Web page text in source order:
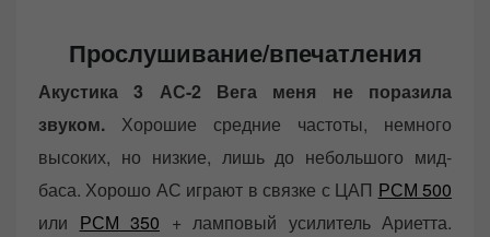
Прослушивание/впечатления
Акустика 3 АС-2 Вега меня не поразила
звуком. Хорошие средние частоты, немного
высоких, но низкие, лишь до небольшого мид-
баса. Хорошо АС играют в связке с ЦАП РСМ 500
или РСМ 350 + ламповый усилитель Ариетта.